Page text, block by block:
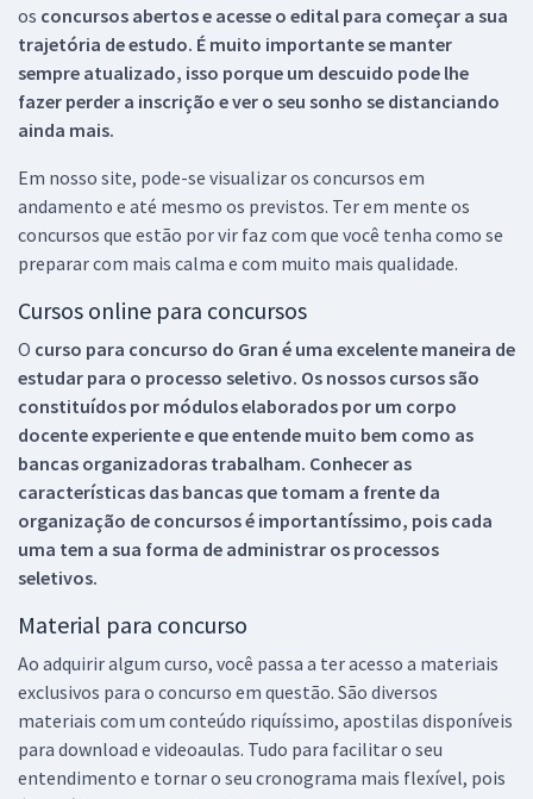
os concursos abertos e acesse o edital para começar a sua
trajetória de estudo. É muito importante se manter
sempre atualizado, isso porque um descuido pode lhe
fazer perder a inscrição e ver o seu sonho se distanciando
ainda mais.
Em nosso site, pode-se visualizar os concursos em
andamento e até mesmo os previstos. Ter em mente os
concursos que estão por vir faz com que você tenha como se
preparar com mais calma e com muito mais qualidade.
Cursos online para concursos
O curso para concurso do Gran é uma excelente maneira de
estudar para o processo seletivo. Os nossos cursos são
constituídos por módulos elaborados por um corpo
docente experiente e que entende muito bem como as
bancas organizadoras trabalham. Conhecer as
características das bancas que tomam a frente da
organização de concursos é importantíssimo, pois cada
uma tem a sua forma de administrar os processos
seletivos.
Material para concurso
Ao adquirir algum curso, você passa a ter acesso a materiais
exclusivos para o concurso em questão. São diversos
materiais com um conteúdo riquíssimo, apostilas disponíveis
para download e videoaulas. Tudo para facilitar o seu
entendimento e tornar o seu cronograma mais flexível, pois